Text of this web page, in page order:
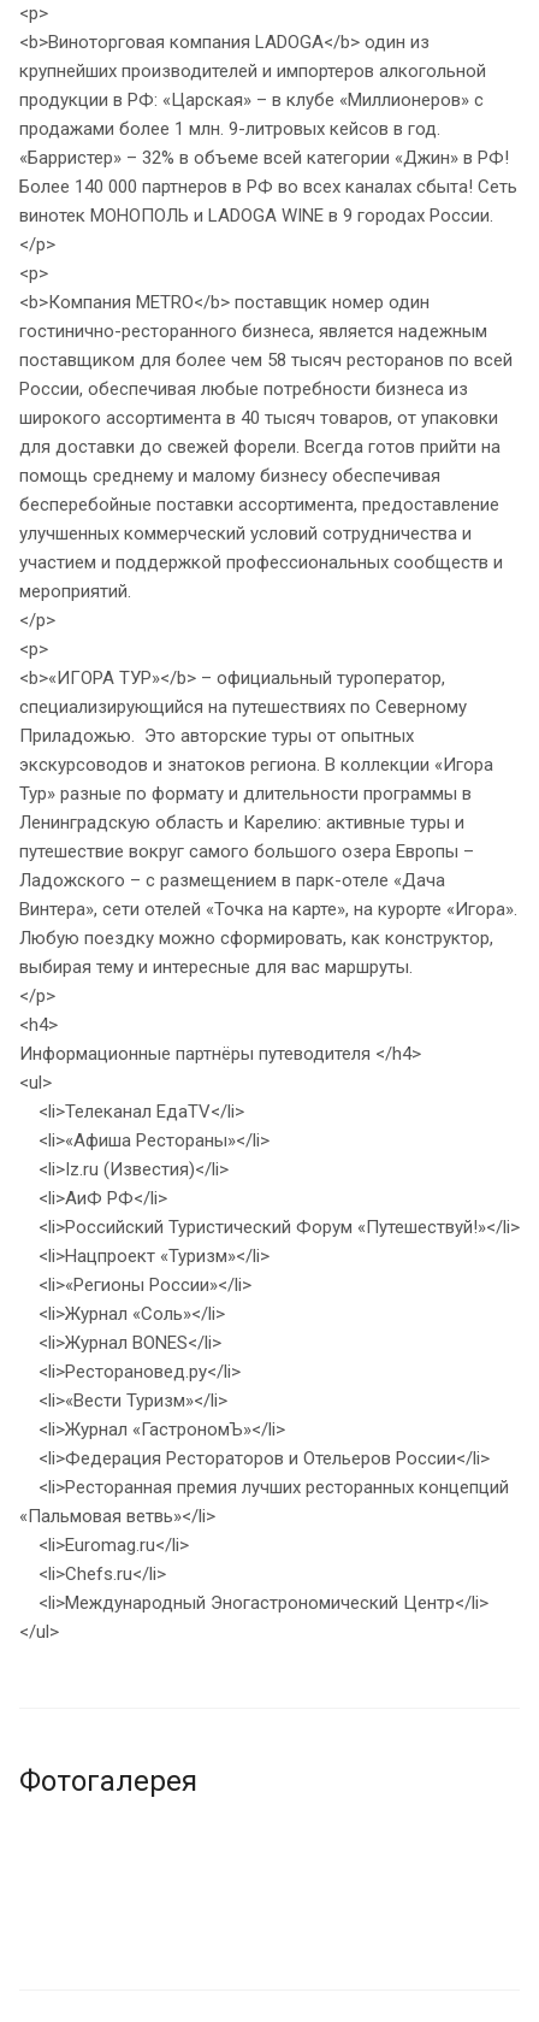
<p>
<b>Виноторговая компания LADOGA</b> один из
крупнейших производителей и импортеров алкогольной
продукции в РФ: «Царская» – в клубе «Миллионеров» с
продажами более 1 млн. 9-литровых кейсов в год.
«Барристер» – 32% в объеме всей категории «Джин» в РФ!
Более 140 000 партнеров в РФ во всех каналах сбыта! Сеть
винотек МОНОПОЛЬ и LADOGA WINE в 9 городах России.
</p>
<p>
<b>Компания METRO</b> поставщик номер один
гостинично-ресторанного бизнеса, является надежным
поставщиком для более чем 58 тысяч ресторанов по всей
России, обеспечивая любые потребности бизнеса из
широкого ассортимента в 40 тысяч товаров, от упаковки
для доставки до свежей форели. Всегда готов прийти на
помощь среднему и малому бизнесу обеспечивая
бесперебойные поставки ассортимента, предоставление
улучшенных коммерческий условий сотрудничества и
участием и поддержкой профессиональных сообществ и
мероприятий.
</p>
<p>
<b>«ИГОРА ТУР»</b> – официальный туроператор,
специализирующийся на путешествиях по Северному
Приладожью. Это авторские туры от опытных
экскурсоводов и знатоков региона. В коллекции «Игора
Тур» разные по формату и длительности программы в
Ленинградскую область и Карелию: активные туры и
путешествие вокруг самого большого озера Европы –
Ладожского – с размещением в парк-отеле «Дача
Винтера», сети отелей «Точка на карте», на курорте «Игора».
Любую поездку можно сформировать, как конструктор,
выбирая тему и интересные для вас маршруты.
</p>
<h4>
Информационные партнёры путеводителя </h4>
<ul>
<li>Телеканал ЕдаTV</li>
<li>«Афиша Рестораны»</li>
<li>Iz.ru (Известия)</li>
<li>АиФ РФ</li>
<li>Российский Туристический Форум «Путешествуй!»</li>
<li>Нацпроект «Туризм»</li>
<li>«Регионы России»</li>
<li>Журнал «Соль»</li>
<li>Журнал BONES</li>
<li>Ресторановед.ру</li>
<li>«Вести Туризм»</li>
<li>Журнал «ГастрономЪ»</li>
<li>Федерация Рестораторов и Отельеров России</li>
<li>Ресторанная премия лучших ресторанных концепций
«Пальмовая ветвь»</li>
<li>Euromag.ru</li>
<li>Chefs.ru</li>
<li>Международный Эногастрономический Центр</li>
</ul>
Фотогалерея